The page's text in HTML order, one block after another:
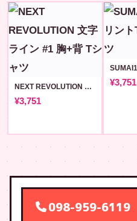
NEXT REVOLUTION 文字ライン #1 胸+背
¥3,751
¥3,751
098-959-6119